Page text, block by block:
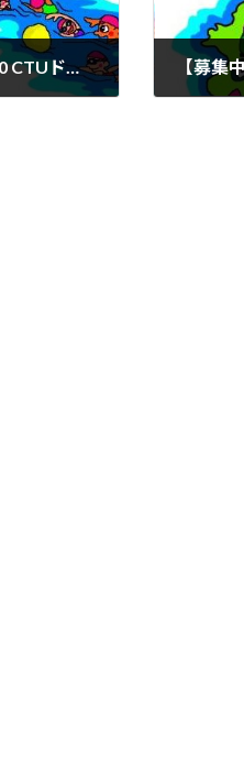
【募集中】9/20（日）開催 2020 CTUドラフティング講習会